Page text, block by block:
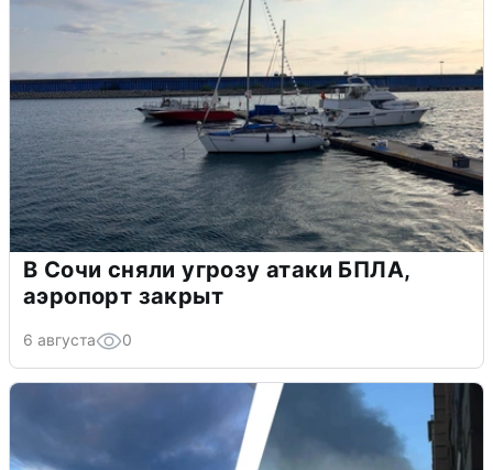
В Сочи сняли угрозу атаки БПЛА,
аэропорт закрыт
6 августа 0